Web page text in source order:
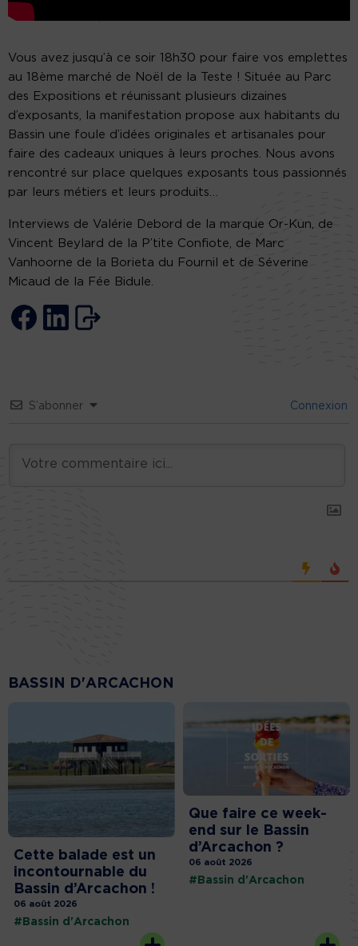
Vous avez jusqu’à ce soir 18h30 pour faire vos emplettes
au 18ème marché de Noël de la Teste ! Située au Parc
des Expositions et réunissant plusieurs dizaines
d’exposants, la manifestation propose aux habitants du
Bassin une foule d’idées originales et artisanales pour
faire des cadeaux uniques à leurs proches. Nous avons
rencontré sur place quelques exposants tous passionnés
par leurs métiers et leurs produits…
Interviews de Valérie Debord de la marque Or-Kun, de
Vincent Beylard de la P’tite Confiote, de Marc
Vanhoorne de la Borieta du Fournil et de Séverine
Micaud de la Fée Bidule.
S’abonner Connexion
BASSIN D'ARCACHON
Cette balade est un
incontournable du
Bassin d’Arcachon !
06 août 2026
#Bassin d'Arcachon
Que faire ce week-
end sur le Bassin
d’Arcachon ?
06 août 2026
#Bassin d'Arcachon